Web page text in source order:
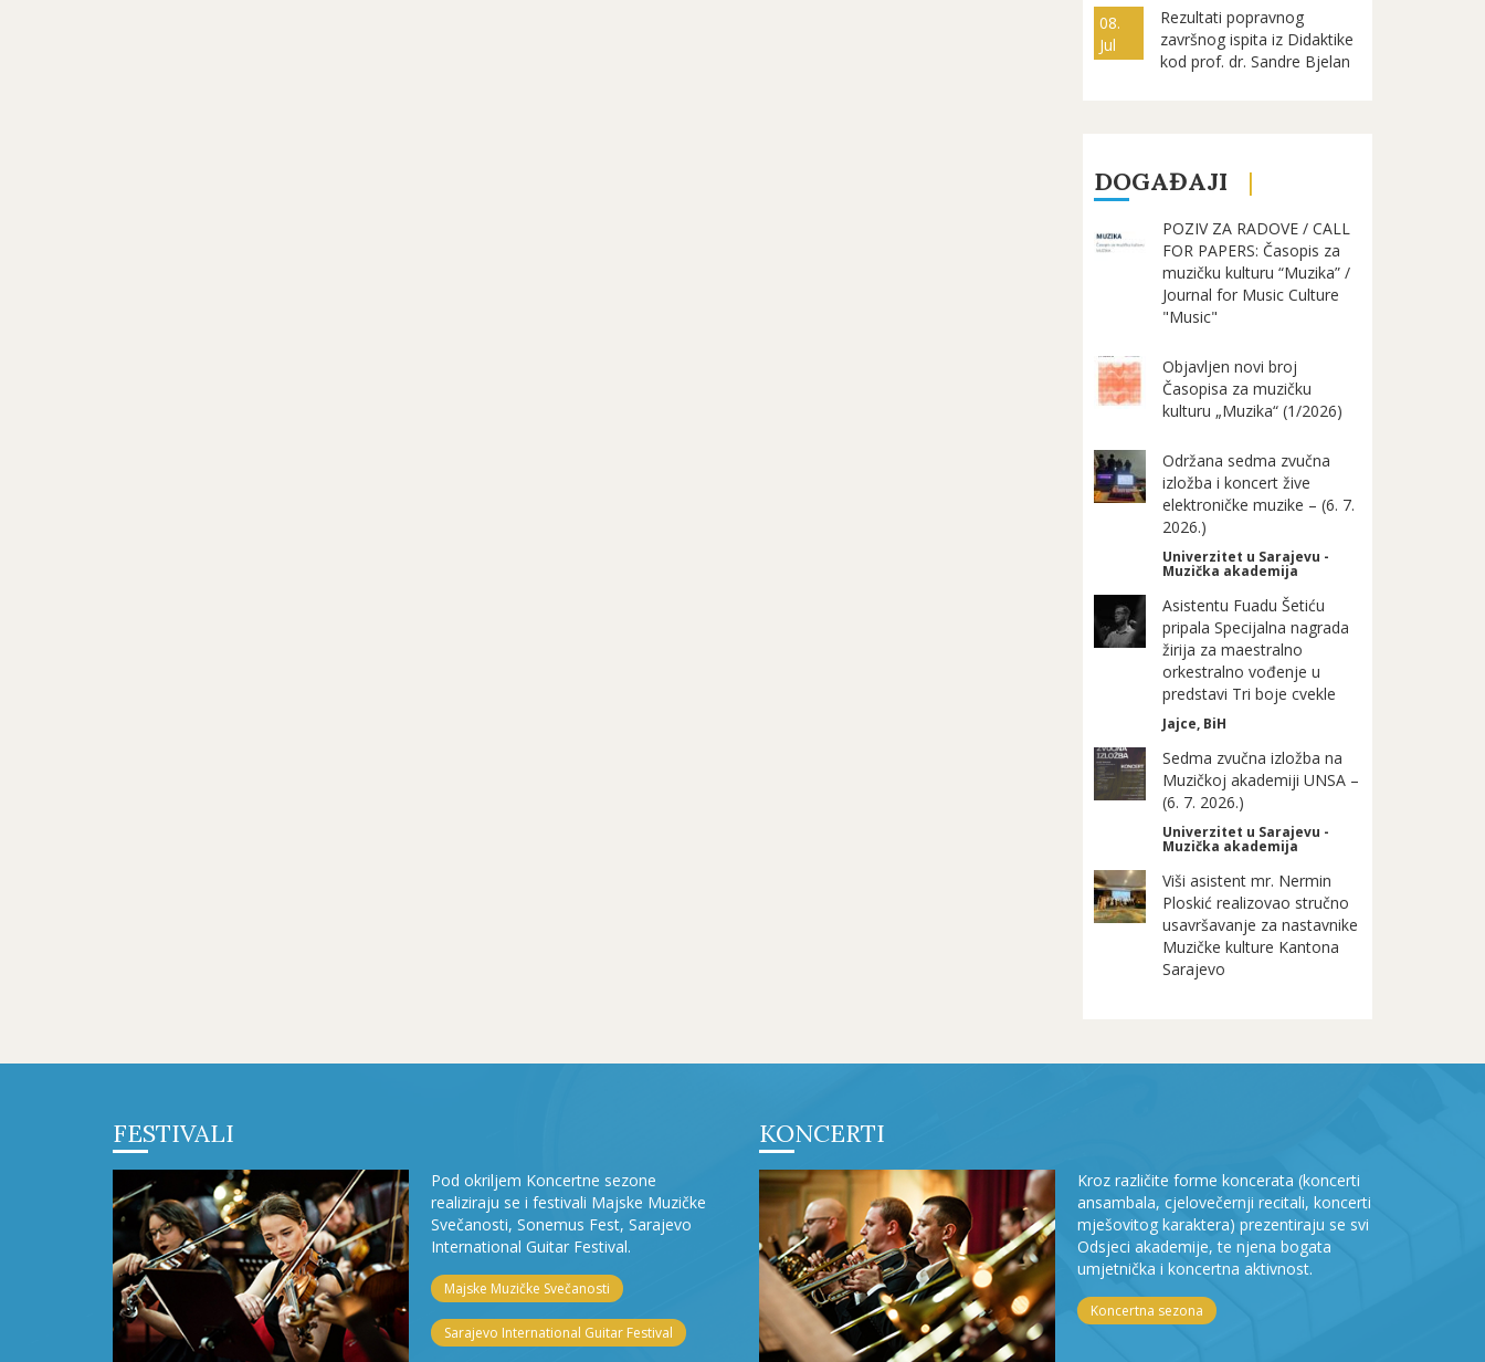
08.
Jul
Rezultati popravnog
završnog ispita iz Didaktike
kod prof. dr. Sandre Bjelan
DOGAĐAJI
POZIV ZA RADOVE / CALL
FOR PAPERS: Časopis za
muzičku kulturu “Muzika” /
Journal for Music Culture
"Music"
Objavljen novi broj
Časopisa za muzičku
kulturu „Muzika“ (1/2026)
Održana sedma zvučna
izložba i koncert žive
elektroničke muzike – (6. 7.
2026.)
Univerzitet u Sarajevu -
Muzička akademija
Asistentu Fuadu Šetiću
pripala Specijalna nagrada
žirija za maestralno
orkestralno vođenje u
predstavi Tri boje cvekle
Jajce, BiH
Sedma zvučna izložba na
Muzičkoj akademiji UNSA –
(6. 7. 2026.)
Univerzitet u Sarajevu -
Muzička akademija
Viši asistent mr. Nermin
Ploskić realizovao stručno
usavršavanje za nastavnike
Muzičke kulture Kantona
Sarajevo
FESTIVALI
Pod okriljem Koncertne sezone
realiziraju se i festivali Majske Muzičke
Svečanosti, Sonemus Fest, Sarajevo
International Guitar Festival.
Majske Muzičke Svečanosti
Sarajevo International Guitar Festival
KONCERTI
Kroz različite forme koncerata (koncerti
ansambala, cjelovečernji recitali, koncerti
mješovitog karaktera) prezentiraju se svi
Odsjeci akademije, te njena bogata
umjetnička i koncertna aktivnost.
Koncertna sezona